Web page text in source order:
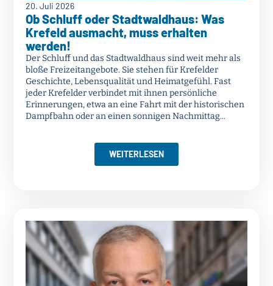
20. Juli 2026
Ob Schluff oder Stadtwaldhaus: Was
Krefeld ausmacht, muss erhalten
werden!
Der Schluff und das Stadtwaldhaus sind weit mehr als
bloße Freizeitangebote. Sie stehen für Krefelder
Geschichte, Lebensqualität und Heimatgefühl. Fast
jeder Krefelder verbindet mit ihnen persönliche
Erinnerungen, etwa an eine Fahrt mit der historischen
Dampfbahn oder an einen sonnigen Nachmittag...
WEITERLESEN